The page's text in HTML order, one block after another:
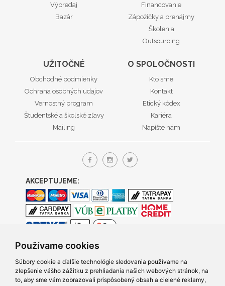
Používame cookies
Súbory cookie a ďalšie technológie sledovania používame na
zlepšenie vášho zážitku z prehliadania našich webových stránok, na
to, aby sme vám zobrazovali prispôsobený obsah a cielené reklamy,
Výpredaj
Bazár
Financovanie
Zápožičky a prenájmy
Školenia
Outsourcing
UŽITOČNÉ
Obchodné podmienky
Ochrana osobných udajov
Vernostný program
Študentské a školské zľavy
Mailing
O SPOLOČNOSTI
Kto sme
Kontakt
Etický kódex
Kariéra
Napíšte nám
AKCEPTUJEME: